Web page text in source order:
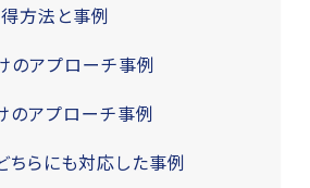
方法と事例
アプローチ事例
アプローチ事例
らにも対応した事例